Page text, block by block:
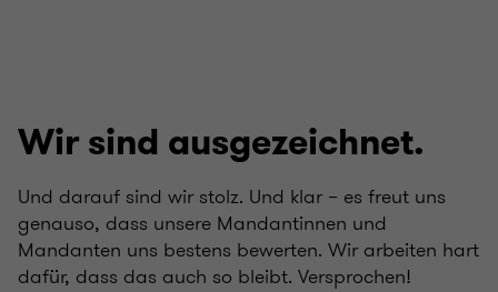
Wir sind ausgezeichnet.
Und darauf sind wir stolz. Und klar – es freut uns
genauso, dass unsere Mandantinnen und
Mandanten uns bestens bewerten. Wir arbeiten hart
dafür, dass das auch so bleibt. Versprochen!